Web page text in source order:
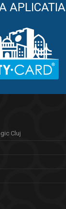
APLICATIA
Cluj